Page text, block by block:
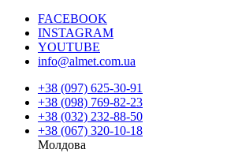
FACEBOOK
INSTAGRAM
YOUTUBE
info@almet.com.ua
+38 (097) 625-30-91
+38 (098) 769-82-23
+38 (032) 232-88-50
+38 (067) 320-10-18
Молдова